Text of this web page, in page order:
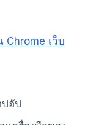
เว็บ
อัป